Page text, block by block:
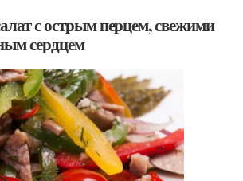
с острым перцем, свежими
сердцем